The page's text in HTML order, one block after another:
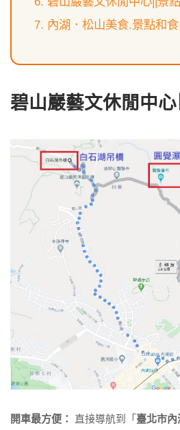
內湖．松山美食.景點和
碧山巖藝文休閒中
開車最方便： 直接導航到「 臺北市